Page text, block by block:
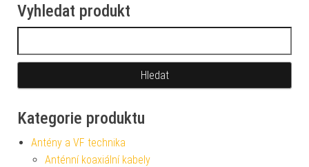
Vyhledat produkt
Kategorie produktu
Antény a VF technika
Anténní koaxiální kabely